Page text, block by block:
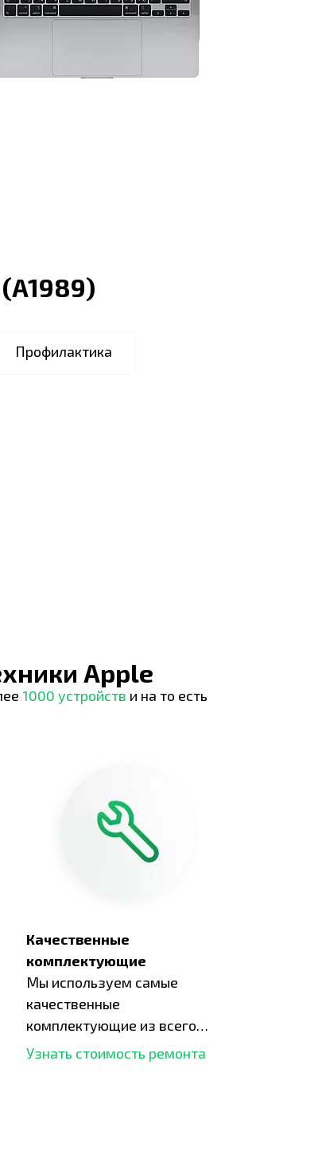
Профилактика
Apple
1000 устройств и на то есть
Качественные
комплектующие
Мы используем самые
качественные
комплектующие из всего
рынка и используем самое
Узнать стоимость ремонта